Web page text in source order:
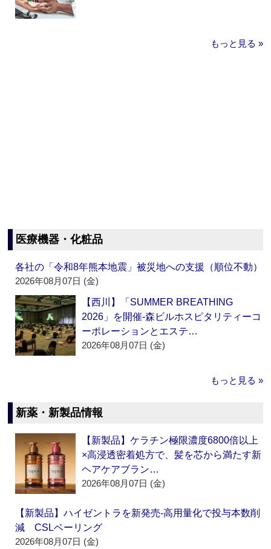
もっと見る »
医療機器・化粧品
各社の「令和8年熊本地震」被災地への支援（順位不動）
2026年08月07日 (金)
【西川】「SUMMER BREATHING
2026」を開催‐森ビルホスピタリティーコ
ーポレーションとエステ…
2026年08月07日 (金)
もっと見る »
新薬・新製品情報
【新製品】ケラチン極限濃度6800倍以上
×高浸透密着処方で、髪を芯から満たす新
ヘアケアブラン…
2026年08月07日 (金)
【新製品】ハイゼントラを新発売‐高用量化で投与本数削
減 CSLベーリング
2026年08月07日 (金)